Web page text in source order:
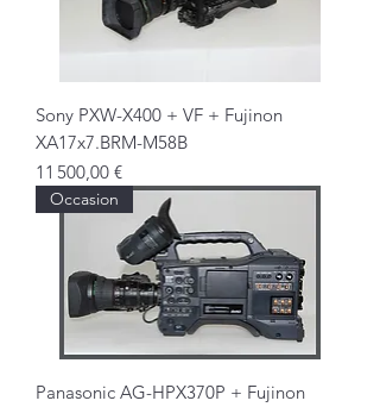
Sony PXW-X400 + VF + Fujinon
XA17x7.BRM-M58B
Prix
11 500,00 €
Occasion
Panasonic AG-HPX370P + Fujinon